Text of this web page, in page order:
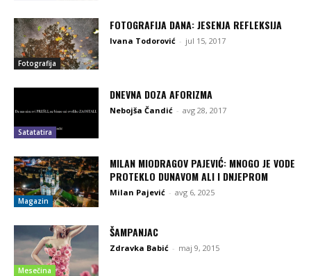
Fotografija
FOTOGRAFIJA DANA: JESENJA REFLEKSIJA
Ivana Todorović - jul 15, 2017
Satatatira
DNEVNA DOZA AFORIZMA
Nebojša Čandić - avg 28, 2017
Magazin
MILAN MIODRAGOV PAJEVIĆ: MNOGO JE VODE
PROTEKLO DUNAVOM ALI I DNJEPROM
Milan Pajević - avg 6, 2025
Mesečina
ŠAMPANJAC
Zdravka Babić - maj 9, 2015